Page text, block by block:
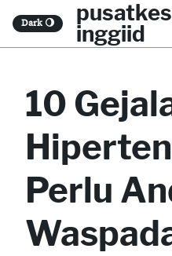
Dark 🌖 inggiid
10
Perlu